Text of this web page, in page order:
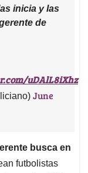
inicia y las
de
uDAlL8iXhz
June
busca en
futbolistas